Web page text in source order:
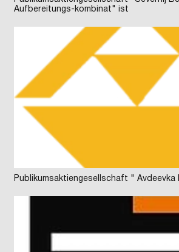
Aufbereitungs-kombinat" ist
Publikumsaktiengesellschaft " Avdeevka